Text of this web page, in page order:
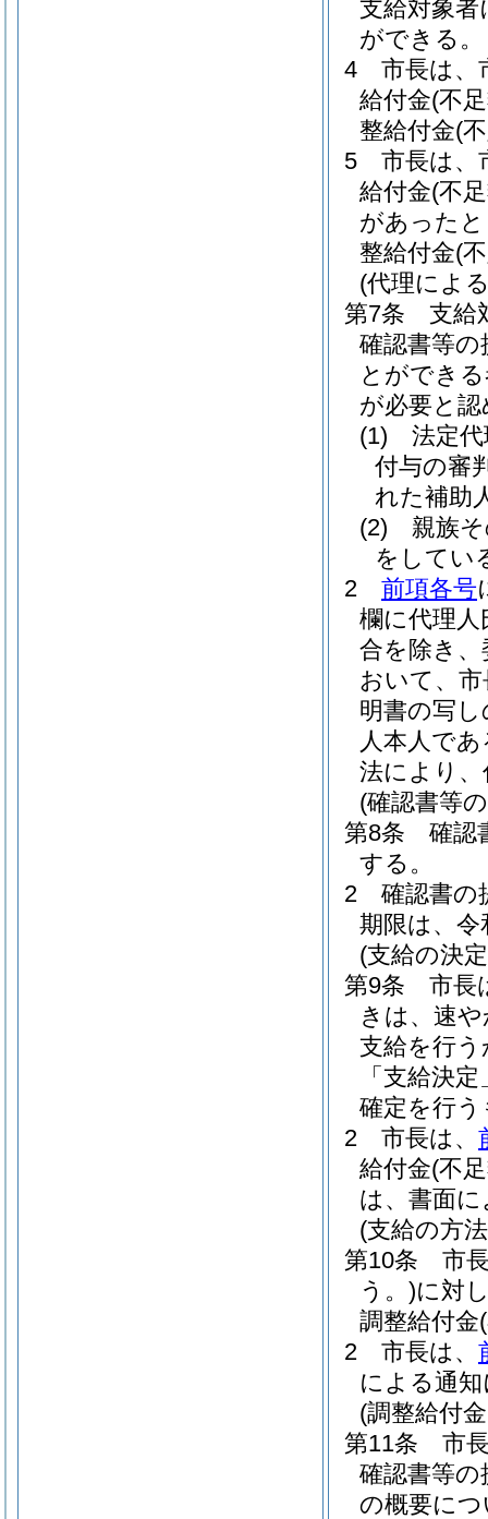
支給対象者
ができる。
4
市長は、
給付金(不
整給付金(
5
市長は、
給付金(不
があった
整給付金(
(代理によ
第7条
支給
確認書等の
とができ
が必要と
(1)
法定
付与の審
れた補助
(2)
親族
をしてい
2
前項各号
欄に代理
合を除き
おいて、
明書の写
人本人で
法により
(確認書等
第8条
確認
する。
2
確認書の
期限は、令
(支給の決
第9条
市長
きは、速
支給を行
「支給決
確定を行
2
市長は、
給付金(不
は、書面
(支給の方
第10条
市
う。)に対
調整給付金
2
市長は、
による通
(調整給付
第11条
市
確認書等の
の概要に